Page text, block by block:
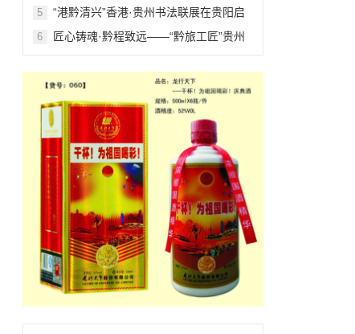
5
“港黔清兴”香港·贵州书法联展在贵阳启
6
匠心铸魂·黔程致远——“黔旅工匠”贵州